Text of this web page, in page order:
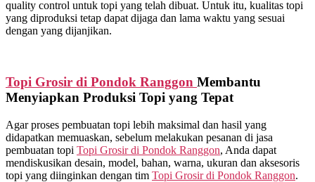
quality control untuk topi yang telah dibuat. Untuk itu, kualitas topi
yang diproduksi tetap dapat dijaga dan lama waktu yang sesuai
dengan yang dijanjikan.
Topi Grosir di Pondok Ranggon Membantu
Menyiapkan Produksi Topi yang Tepat
Agar proses pembuatan topi lebih maksimal dan hasil yang
didapatkan memuaskan, sebelum melakukan pesanan di jasa
pembuatan topi Topi Grosir di Pondok Ranggon, Anda dapat
mendiskusikan desain, model, bahan, warna, ukuran dan aksesoris
topi yang diinginkan dengan tim Topi Grosir di Pondok Ranggon.